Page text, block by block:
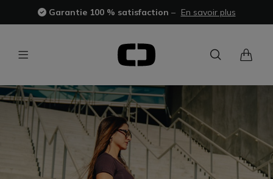
Garantie 100 % satisfaction – En savoir plus